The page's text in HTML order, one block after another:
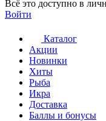
Всё это доступно в
Войти
Каталог
Акции
Новинки
Хиты
Рыба
Икра
Доставка
Баллы и бонусы